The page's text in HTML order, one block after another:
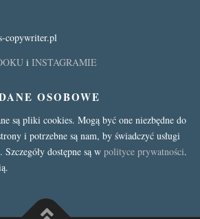
copywriter.pl
i INSTAGRAMIE
OSOBOWE
są pliki cookies. Mogą być one niezbędne do
i potrzebne są nam, by świadczyć usługi
dostępne są w polityce prywatności.